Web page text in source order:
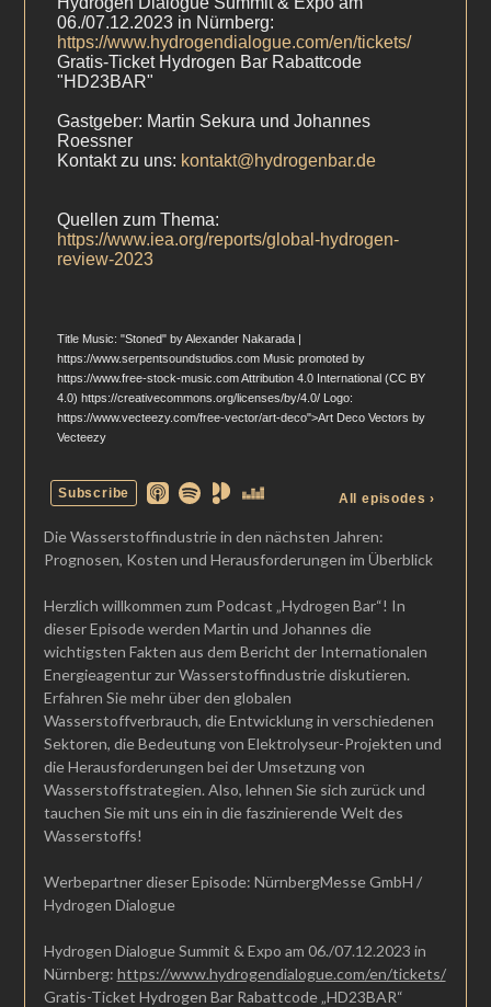
Die Wasserstoffindustrie in den nächsten Jahren:
Prognosen, Kosten und Herausforderungen im Überblick
Herzlich willkommen zum Podcast „Hydrogen Bar“! In
dieser Episode werden Martin und Johannes die
wichtigsten Fakten aus dem Bericht der Internationalen
Energieagentur zur Wasserstoffindustrie diskutieren.
Erfahren Sie mehr über den globalen
Wasserstoffverbrauch, die Entwicklung in verschiedenen
Sektoren, die Bedeutung von Elektrolyseur-Projekten und
die Herausforderungen bei der Umsetzung von
Wasserstoffstrategien. Also, lehnen Sie sich zurück und
tauchen Sie mit uns ein in die faszinierende Welt des
Wasserstoffs!
Werbepartner dieser Episode: NürnbergMesse GmbH /
Hydrogen Dialogue
Hydrogen Dialogue Summit & Expo am 06./07.12.2023 in
Nürnberg: https://www.hydrogendialogue.com/en/tickets/
Gratis-Ticket Hydrogen Bar Rabattcode „HD23BAR“